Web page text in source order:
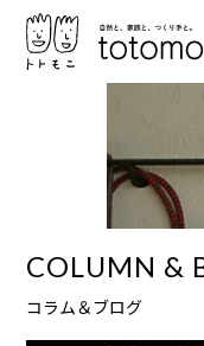
COLUMN &
コラム＆ブログ